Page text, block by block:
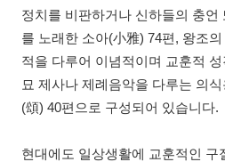
정치를 비판하거나 신하들의 충언
를 노래한 소아(小雅) 74편, 왕조
적을 다루어 이념적이며 교훈적
묘 제사나 제례음악을 다루는 의
(頌) 40편으로 구성되어 있습니다.
현대에도 일상생활에 교훈적인 구